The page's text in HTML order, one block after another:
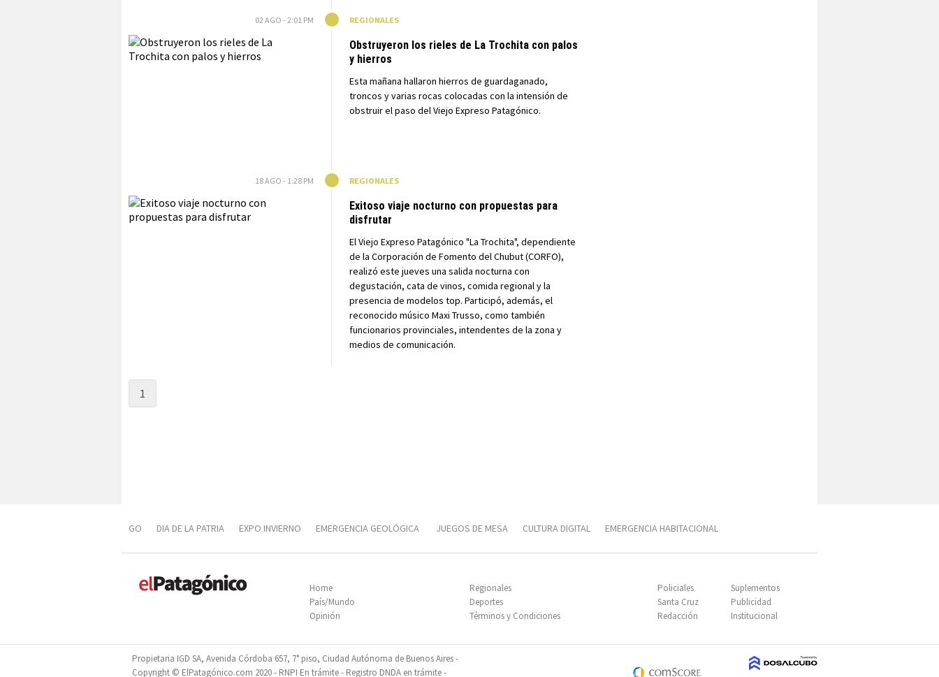
02 AGO - 2:01 PM REGIONALES
Obstruyeron los rieles de La Trochita con palos
y hierros
Esta mañana hallaron hierros de guardaganado,
troncos y varias rocas colocadas con la intensión de
obstruir el paso del Viejo Expreso Patagónico.
18 AGO - 1:28 PM REGIONALES
Exitoso viaje nocturno con propuestas para
disfrutar
El Viejo Expreso Patagónico "La Trochita", dependiente
de la Corporación de Fomento del Chubut (CORFO),
realizó este jueves una salida nocturna con
degustación, cata de vinos, comida regional y la
presencia de modelos top. Participó, además, el
reconocido músico Maxi Trusso, como también
funcionarios provinciales, intendentes de la zona y
medios de comunicación.
1
GO DIA DE LA PATRIA EXPO INVIERNO EMERGENCIA GEOLÓGICA JUEGOS DE MESA CULTURA DIGITAL EMERGENCIA HABITACIONAL
DIVERSIFICACIÓN PRODUCTIVA
Policiales
Suplementos
Santa Cruz
Publicidad
Redacción
Institucional
Home
Regionales
País/Mundo
Deportes
Opinión
Términos y Condiciones
Propietaria IGD SA, Avenida Córdoba 657, 7° piso, Ciudad Autónoma de Buenos Aires -
Copyright © ElPatagónico.com 2020 - RNPI En trámite - Registro DNDA en trámite -